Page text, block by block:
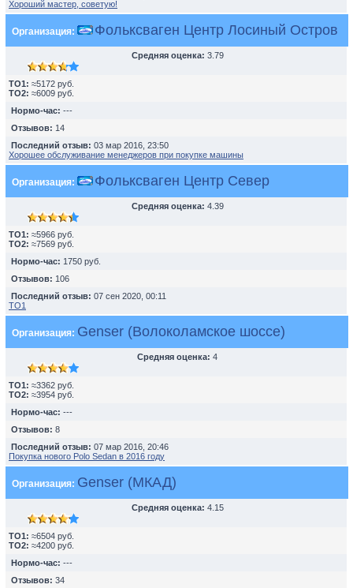
Хороший мастер, советую!
Организация: Фольксваген Центр Лосиный Остров
Средняя оценка: 3.79
TO1: ≈5172 руб.
TO2: ≈6009 руб.
Нормо-час: ---
Отзывов: 14
Последний отзыв: 03 мар 2016, 23:50
Хорошее обслуживание менеджеров при покупке машины
Организация: Фольксваген Центр Север
Средняя оценка: 4.39
TO1: ≈5966 руб.
TO2: ≈7569 руб.
Нормо-час: 1750 руб.
Отзывов: 106
Последний отзыв: 07 сен 2020, 00:11
ТО1
Организация: Genser (Волоколамское шоссе)
Средняя оценка: 4
TO1: ≈3362 руб.
TO2: ≈3954 руб.
Нормо-час: ---
Отзывов: 8
Последний отзыв: 07 мар 2016, 20:46
Покупка нового Polo Sedan в 2016 году
Организация: Genser (МКАД)
Средняя оценка: 4.15
TO1: ≈6504 руб.
TO2: ≈4200 руб.
Нормо-час: ---
Отзывов: 34